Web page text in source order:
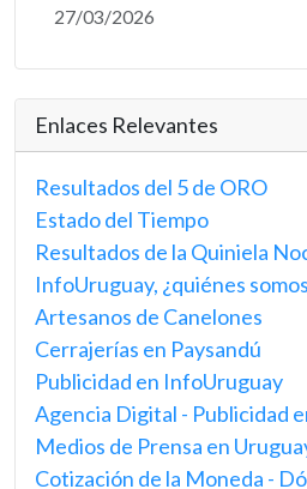
27/03/2026
Enlaces Relevantes
Resultados del 5 de ORO
Estado del Tiempo
Resultados de la Quiniela
InfoUruguay, ¿quiénes
Artesanos de Canelones
Cerrajerías en Paysandú
Publicidad en InfoUruguay
Agencia Digital - Publicidad
Medios de Prensa en
Cotización de la Moneda -